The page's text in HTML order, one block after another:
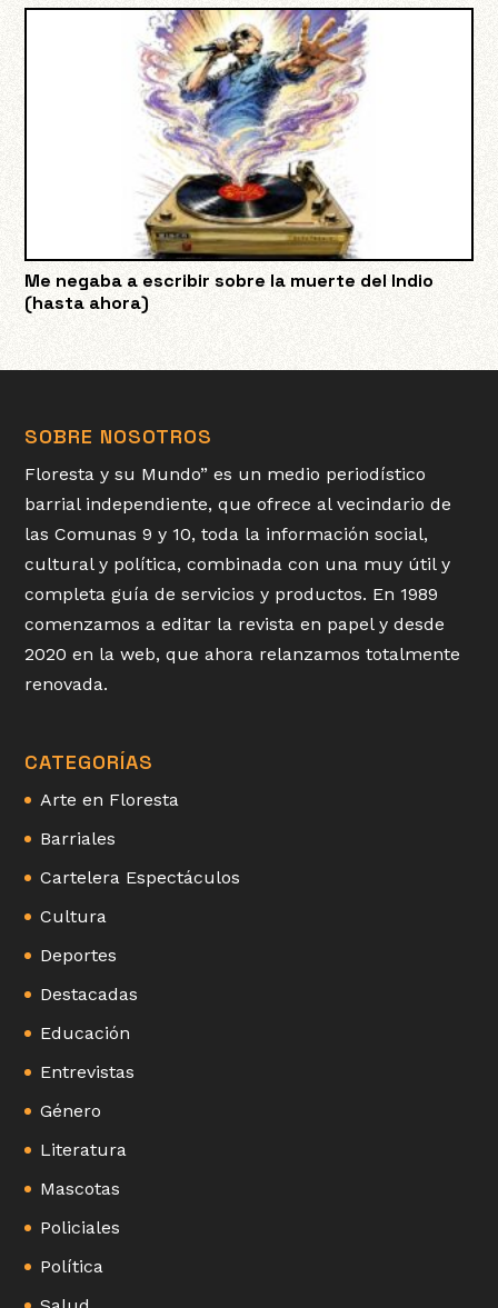
Me negaba a escribir sobre la muerte del Indio
(hasta ahora)
SOBRE NOSOTROS
Floresta y su Mundo” es un medio periodístico
barrial independiente, que ofrece al vecindario de
las Comunas 9 y 10, toda la información social,
cultural y política, combinada con una muy útil y
completa guía de servicios y productos. En 1989
comenzamos a editar la revista en papel y desde
2020 en la web, que ahora relanzamos totalmente
renovada.
CATEGORÍAS
Arte en Floresta
Barriales
Cartelera Espectáculos
Cultura
Deportes
Destacadas
Educación
Entrevistas
Género
Literatura
Mascotas
Policiales
Política